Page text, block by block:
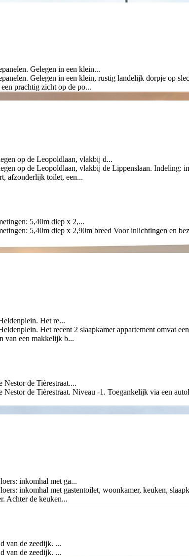
Gelegen in een klein...
Gelegen in een klein, rustig landelijk dorpje op
prachtig zicht op de po...
op de Leopoldlaan, vlakbij d...
op de Leopoldlaan, vlakbij de Lippenslaan. Indeling:
afzonderlijk toilet, een...
5,40m diep x 2,...
5,40m diep x 2,90m breed Voor inlichtingen en
Het re...
Het recent 2 slaapkamer appartement omvat
van een makkelijk b...
de Tièrestraat....
de Tièrestraat. Niveau -1. Toegankelijk via een
inkomhal met ga...
inkomhal met gastentoilet, woonkamer, keuken,
Achter de keuken...
van de zeedijk. ...
van de zeedijk. ...